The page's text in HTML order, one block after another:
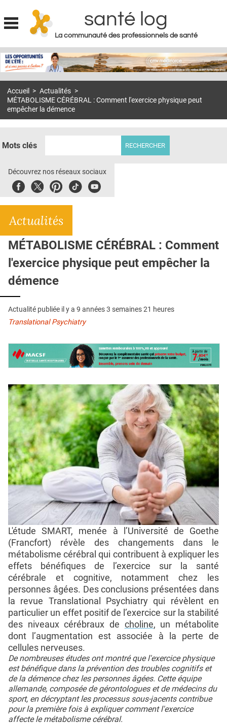
Jump to navigation
santé log
La communauté des professionnels de santé
MON COMPTE
S'ABONNER À LA REVUE SOIN À DOMICILE
ACTUS
E-REVUE SAD
THÉMA
CRÉDITS
Accueil > Actualités >
MÉTABOLISME CÉRÉBRAL : Comment l'exercice physique peut
empêcher la démence
Mots clés
Découvrez nos réseaux sociaux
FacebookTwitterPinterest
TiktokYoubute
Actualités
MÉTABOLISME CÉRÉBRAL : Comment
l'exercice physique peut empêcher la
démence
Actualité publiée il y a 9 années 3 semaines 21 heures
Translational Psychiatry
L'étude SMART, menée à l’Université de Goethe
(Francfort) révèle des changements dans le
métabolisme cérébral qui contribuent à expliquer les
effets bénéfiques de l’exercice sur la santé
cérébrale et cognitive, notamment chez les
personnes âgées. Des conclusions présentées dans
la revue Translational Psychiatry qui révèlent en
particulier un effet positif de l’exercice sur la stabilité
des niveaux cérébraux de choline, un métabolite
dont l’augmentation est associée à la perte de
cellules nerveuses.
De nombreuses études ont montré que l'exercice physique
est bénéfique dans la prévention des troubles cognitifs et
de la démence chez les personnes âgées. Cette équipe
allemande, composée de gérontologues et de médecins du
sport, en décryptant les processus sous-jacents contribue
pour la première fois à expliquer comment l'exercice
affecte le métabolisme cérébral.